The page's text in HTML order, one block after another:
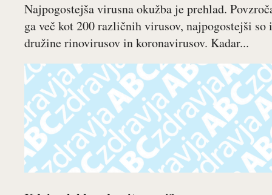
Najpogostejša virusna okužba je prehlad.
ga več kot 200 različnih virusov, najpogostejši so
družine rinovirusov in koronavirusov. Kadar...